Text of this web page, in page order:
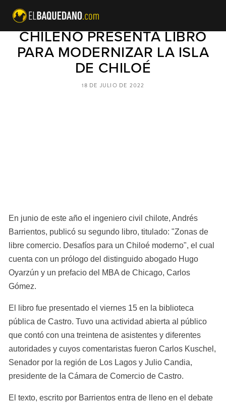
#DESARROLLO | INGENIERO
CHILENO PRESENTA LIBRO
PARA MODERNIZAR LA ISLA
DE CHILOÉ
En junio de este año el ingeniero civil chilote, Andrés
Barrientos, publicó su segundo libro, titulado: "Zonas de
libre comercio. Desafíos para un Chiloé moderno", el cual
cuenta con un prólogo del distinguido abogado Hugo
Oyarzún y un prefacio del MBA de Chicago, Carlos
Gómez.
El libro fue presentado el viernes 15 en la biblioteca
pública de Castro. Tuvo una actividad abierta al público
que contó con una treintena de asistentes y diferentes
autoridades y cuyos comentaristas fueron Carlos Kuschel,
Senador por la región de Los Lagos y Julio Candia,
presidente de la Cámara de Comercio de Castro.
El texto, escrito por Barrientos entra de lleno en el debate
18 DE JULIO DE 2022